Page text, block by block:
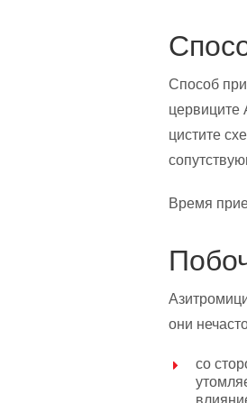
Способ
цервиците
цистите
Время
они
со